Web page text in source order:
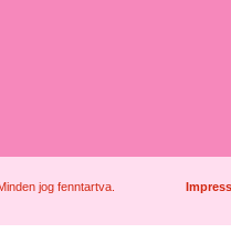
jog fenntartva.